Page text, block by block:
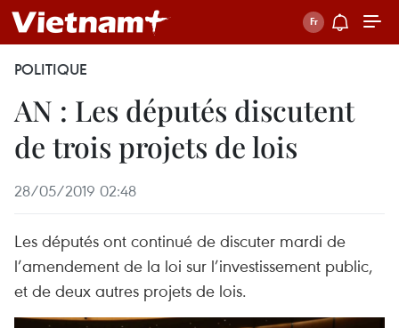
POLITIQUE
AN : Les députés discutent
de trois projets de lois
28/05/2019 02:48
Les députés ont continué de discuter mardi de
l’amendement de la loi sur l’investissement public,
et de deux autres projets de lois.